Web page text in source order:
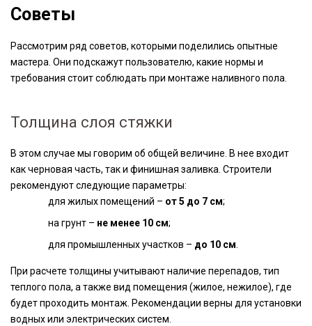
Советы
Рассмотрим ряд советов, которыми поделились опытные
мастера. Они подскажут пользователю, какие нормы и
требования стоит соблюдать при монтаже наливного пола.
Толщина слоя стяжки
В этом случае мы говорим об общей величине. В нее входит
как черновая часть, так и финишная заливка. Строители
рекомендуют следующие параметры:
для жилых помещений – от 5 до 7 см;
на грунт – не менее 10 см;
для промышленных участков – до 10 см.
При расчете толщины учитывают наличие перепадов, тип
теплого пола, а также вид помещения (жилое, нежилое), где
будет проходить монтаж. Рекомендации верны для установки
водных или электрических систем.